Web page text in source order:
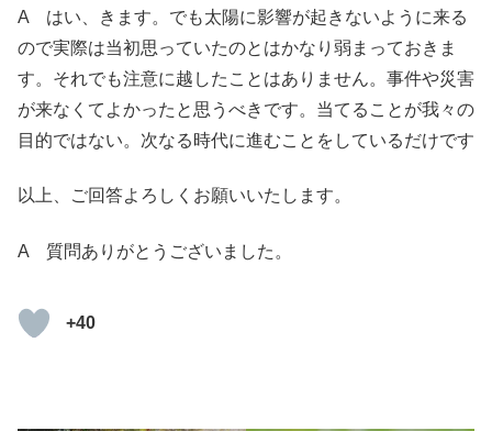
A はい、きます。でも太陽に影響が起きないように来る
ので実際は当初思っていたのとはかなり弱まっておきま
す。それでも注意に越したことはありません。事件や災害
が来なくてよかったと思うべきです。当てることが我々の
目的ではない。次なる時代に進むことをしているだけです
以上、ご回答よろしくお願いいたします。
A 質問ありがとうございました。
+40